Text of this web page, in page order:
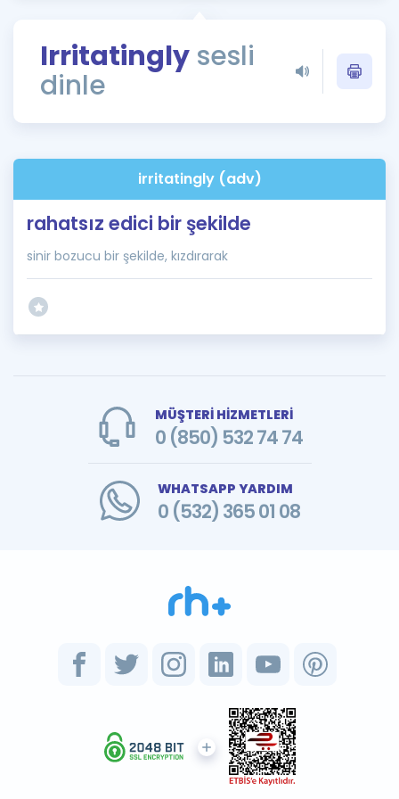
Rehberlik Aracı
ÖSYM Sınav Takvimi
İngilizce Gramer
Irritatingly sesli
dinle
irritatingly (adv)
rahatsız edici bir şekilde
sinir bozucu bir şekilde, kızdırarak
MÜŞTERİ HİZMETLERİ
0 (850) 532 74 74
WHATSAPP YARDIM
0 (532) 365 01 08